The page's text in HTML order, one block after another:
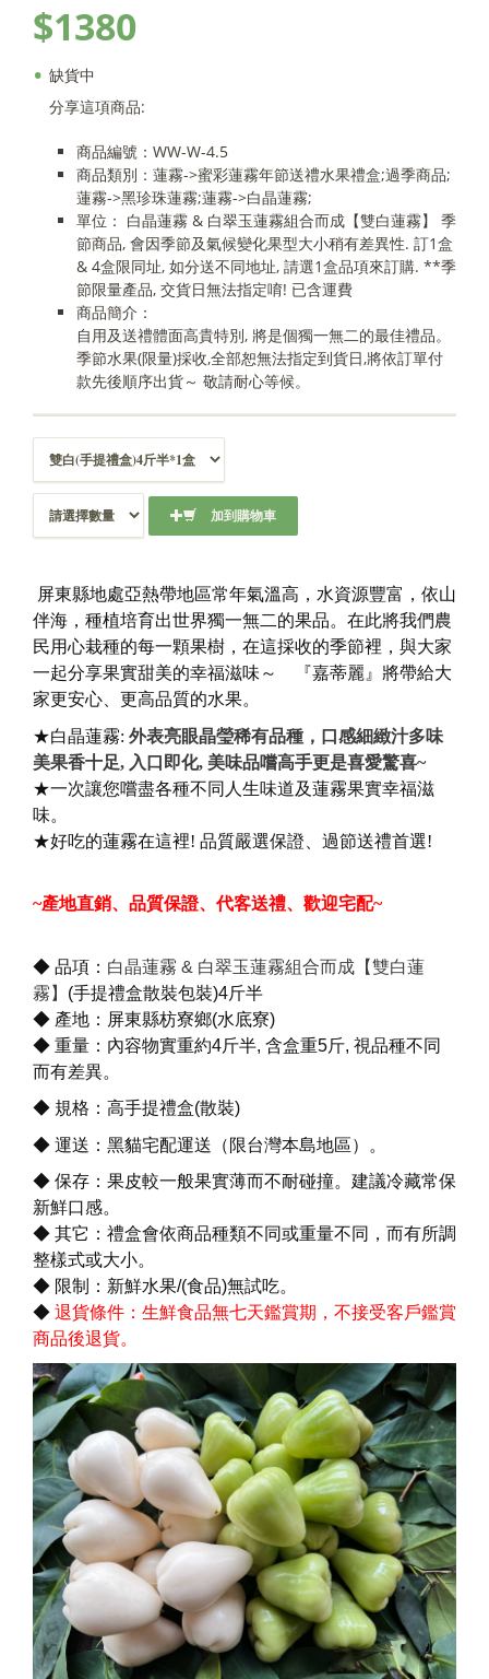
$1380
• 缺貨中
分享這項商品:
商品編號：WW-W-4.5
商品類別：蓮霧->蜜彩蓮霧年節送禮水果禮盒;過季商品;
蓮霧->黑珍珠蓮霧;蓮霧->白晶蓮霧;
單位： 白晶蓮霧 & 白翠玉蓮霧組合而成【雙白蓮霧】 季
節商品, 會因季節及氣候變化果型大小稍有差異性. 訂1盒
& 4盒限同址, 如分送不同地址, 請選1盒品項來訂購. **季
節限量產品, 交貨日無法指定唷! 已含運費
商品簡介：
自用及送禮體面高貴特別, 將是個獨一無二的最佳禮品。
季節水果(限量)採收,全部恕無法指定到貨日,將依訂單付
款先後順序出貨～ 敬請耐心等候。
加到購物車
屏東縣地處亞熱帶地區常年氣溫高，水資源豐富，依山
伴海，種植培育出世界獨一無二的果品。在此將我們農
民用心栽種的每一顆果樹，在這採收的季節裡，與大家
一起分享果實甜美的幸福滋味～ 『嘉蒂麗』將帶給大
家更安心、更高品質的水果。
★白晶蓮霧: 外表亮眼晶瑩稀有品種，口感細緻汁多味
美果香十足, 入口即化, 美味品嚐高手更是喜愛驚喜~
★一次讓您嚐盡各種不同人生味道及蓮霧果實幸福滋
味。
★好吃的蓮霧在這裡! 品質嚴選保證、過節送禮首選!
~產地直銷、品質保證、代客送禮、歡迎宅配~
◆ 品項： 白晶蓮霧 & 白翠玉蓮霧組合而成【雙白蓮
霧】 (手提禮盒散裝包裝)4斤半
◆ 產地：屏東縣枋寮鄉(水底寮)
◆ 重量：內容物實重約4斤半, 含盒重5斤, 視品種不同
而有差異。
◆ 規格：高手提禮盒(散裝)
◆ 運送：黑貓宅配運送（限台灣本島地區）。
◆ 保存：果皮較一般果實薄而不耐碰撞。建議冷藏常保
新鮮口感。
◆ 其它：禮盒會依商品種類不同或重量不同，而有所調
整樣式或大小。
◆ 限制：新鮮水果/(食品)無試吃。
◆ 退貨條件：生鮮食品無七天鑑賞期，不接受客戶鑑賞
商品後退貨。